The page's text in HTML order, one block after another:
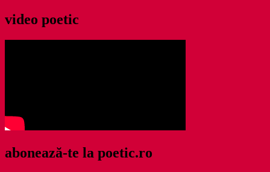
video poetic
abonează-te la poetic.ro